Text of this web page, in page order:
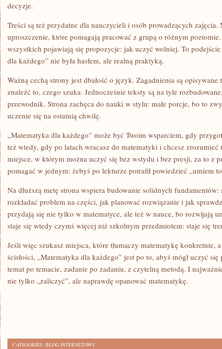
decyzje.
Treści są też przydatne dla nauczycieli i osób prowadzących
uproszczenie, które pomagają pracować z grupą o różnym
wszystkich pojawiają się propozycje: jak uczyć wolniej. To
dla każdego” nie była hasłem, ale realną praktyką.
Ważną cechą strony jest dbałość o język. Zagadnienia są
znaleźć to, czego szuka. Jednocześnie teksty są na tyle
przewodnik. Strona zachęca do nauki w stylu: małe porcje, bo to
uczenie się na ostatnią chwilę.
„Matematyka dla każdego” może być Twoim wsparciem, gdy
też wtedy, gdy po latach wracasz do matematyki i chcesz zrozumieć
miejsce, w którym można uczyć się bez wstydu i bez presji, za to z
pomagać w jednym: żebyś po lekturze potrafił powiedzieć „umiem
Na dłuższą metę strona wspiera budowanie solidnych
rozkładać problem na części, jak planować rozwiązanie i jak
przydają się nie tylko w matematyce, ale też w nauce, bo rozwijają
staje się wtedy czymś więcej niż szkolnym przedmiotem: staje się
Jeśli więc szukasz miejsca, które tłumaczy matematykę konkretnie,
ścisłości, „Matematyka dla każdego” jest po to, abyś mógł uczyć
temat po temacie, zadanie po zadaniu, z czytelną metodą. I
nie tylko „zaliczyć”, ale naprawdę opanować matematykę.
CATEGORIES: BLOG INTERNETOWY